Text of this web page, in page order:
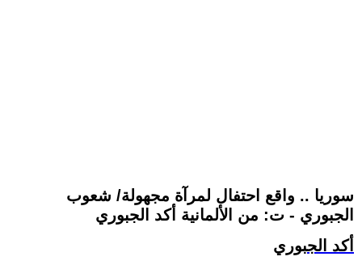
سوريا .. واقع احتفال لمرآة مجهولة/ شعوب
الجبوري - ت: من الألمانية أكد الجبوري
أكد الجبوري